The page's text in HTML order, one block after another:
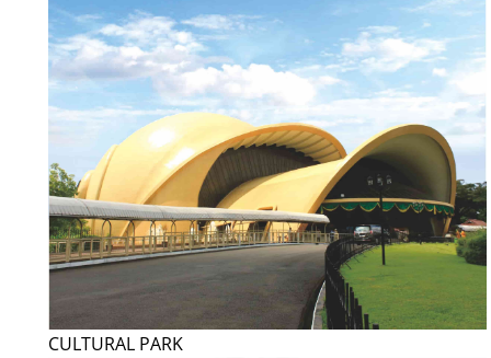
CULTURAL PARK